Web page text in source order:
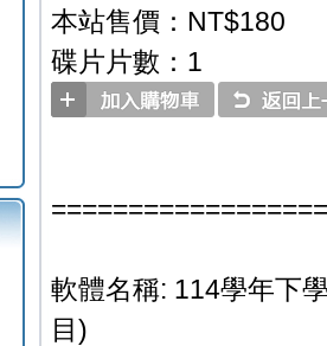
本站售價：NT$180
碟片片數：1
軟體名稱: 114學年下
目)